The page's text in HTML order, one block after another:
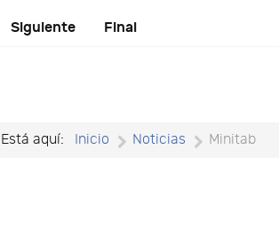
Siguiente Final
Está aquí: Inicio Noticias Minitab